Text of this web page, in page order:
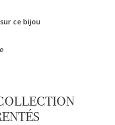
ce bijou